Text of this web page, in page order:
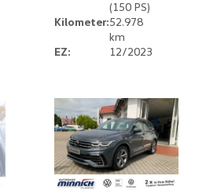
(150 PS)
Kilometer:52.978
km
EZ:
12/2023